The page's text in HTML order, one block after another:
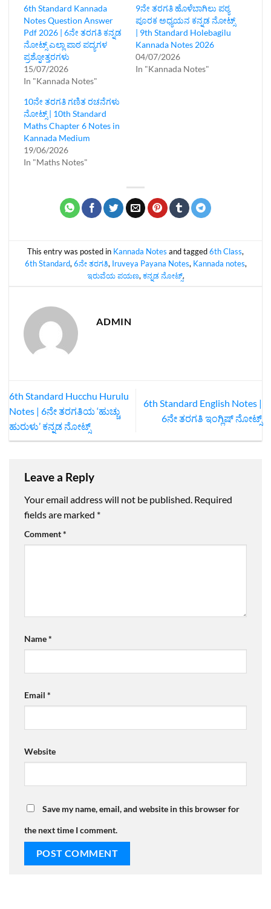
6th Standard Kannada
Notes Question Answer
Pdf 2026 | 6ನೇ ತರಗತಿ ಕನ್ನಡ
ನೋಟ್ಸ್ ಎಲ್ಲಾ ಪಾಠ ಪದ್ಯಗಳ
ಪ್ರಶ್ನೋತ್ತರಗಳು
15/07/2026
In "Kannada Notes"
9ನೇ ತರಗತಿ ಹೊಳೆಬಾಗಿಲು ಪಠ್ಯ
ಪೂರಕ ಅಧ್ಯಯನ ಕನ್ನಡ ನೋಟ್ಸ್
| 9th Standard Holebagilu
Kannada Notes 2026
04/07/2026
In "Kannada Notes"
10ನೇ ತರಗತಿ ಗಣಿತ ರಚನೆಗಳು
ನೋಟ್ಸ್‌ | 10th Standard
Maths Chapter 6 Notes in
Kannada Medium
19/06/2026
In "Maths Notes"
This entry was posted in Kannada Notes and tagged6th Class,
6th Standard, 6ನೇ ತರಗತಿ, Iruveya Payana Notes, Kannada notes,
ಇರುವೆಯ ಪಯಣ, ಕನ್ನಡ ನೋಟ್ಸ್‌.
ADMIN
6th Standard Hucchu Hurulu
Notes | 6ನೇ ತರಗತಿಯ ‘ಹುಚ್ಚು
ಹುರುಳು’ ಕನ್ನಡ ನೋಟ್ಸ್
6th Standard English Notes |
6ನೇ ತರಗತಿ ಇಂಗ್ಲಿಷ್‌ ನೋಟ್ಸ್
Leave a Reply
Your email address will not be published. Required
fields are marked *
Comment*
Name*
Email *
Website
Save my name, email, and website in this browser for
the next time I comment.